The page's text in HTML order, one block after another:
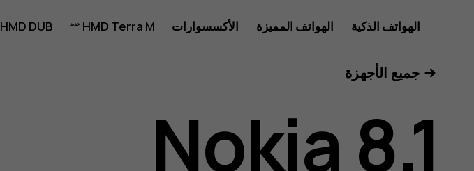
دليل
مستخدم
الهواتف الذكية الهواتف المميزة الأكسسوارات HMD Terra M
HMD DUB
جميع الأجهزة
Nokia 8.1